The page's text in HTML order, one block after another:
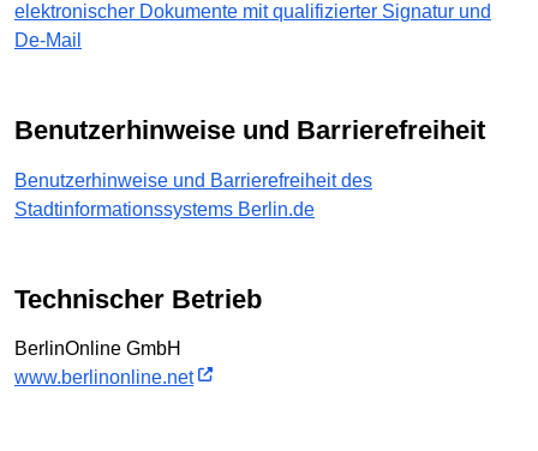
elektronischer Dokumente mit qualifizierter Signatur und
De-Mail
Benutzerhinweise und Barrierefreiheit
Benutzerhinweise und Barrierefreiheit des
Stadtinformationssystems Berlin.de
Technischer Betrieb
BerlinOnline GmbH
www.berlinonline.net